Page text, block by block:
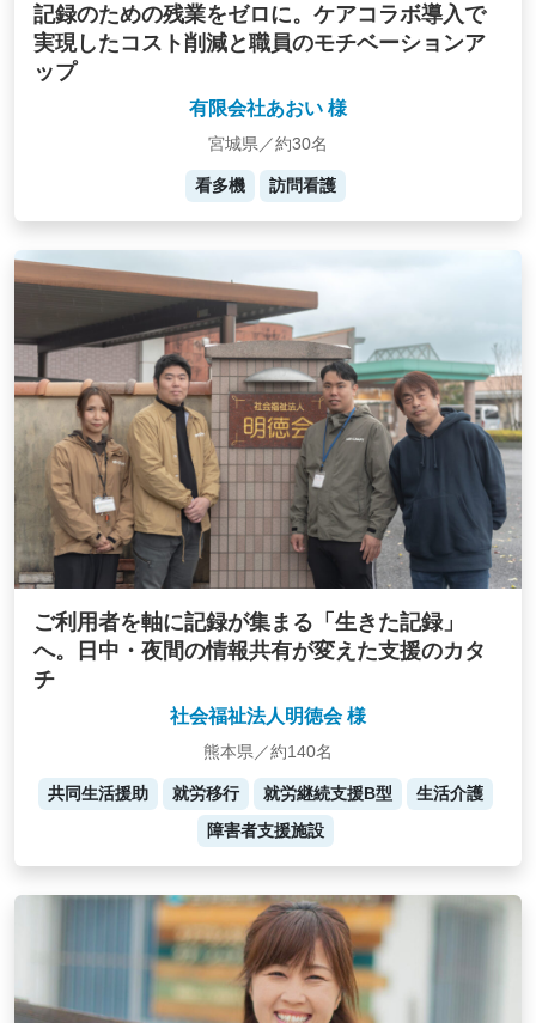
記録のための残業をゼロに。ケアコラボ導入で
実現したコスト削減と職員のモチベーションア
ップ
有限会社あおい 様
宮城県／約30名
看多機 訪問看護
ご利用者を軸に記録が集まる「生きた記録」
へ。日中・夜間の情報共有が変えた支援のカタ
チ
社会福祉法人明徳会 様
熊本県／約140名
共同生活援助 就労移行 就労継続支援B型
生活介護
障害者支援施設